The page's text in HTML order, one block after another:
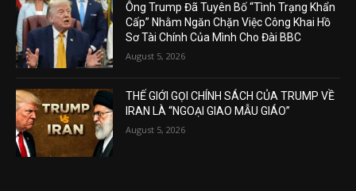
Ông Trump Đã Tuyên Bố “Tình Trạng Khẩn
Cấp” Nhằm Ngăn Chặn Việc Công Khai Hồ
Sơ Tài Chính Của Mình Cho Đài BBC
August 5, 2026
THẾ GIỚI GỌI CHÍNH SÁCH CỦA TRUMP VỀ
IRAN LÀ “NGOẠI GIAO MẪU GIÁO”
August 5, 2026